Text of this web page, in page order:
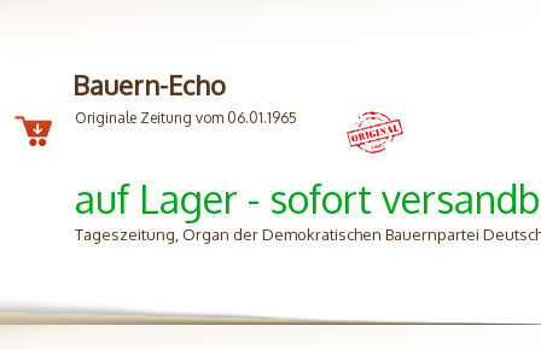
Bauern-Echo
Originale Zeitung vom 06.01.1965
auf Lager - sofort
Tageszeitung, Organ der Demokratischen Bauernpartei